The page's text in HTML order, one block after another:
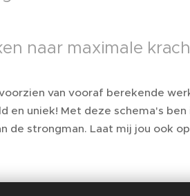
naar maximale
van vooraf berekende
en uniek! Met deze schema's
de strongman. Laat mij jou ook